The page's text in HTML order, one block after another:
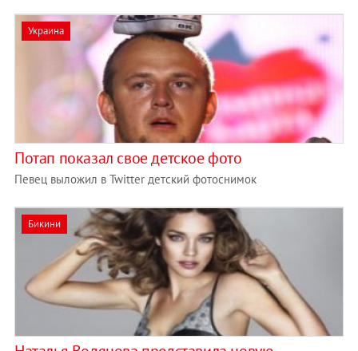
Украина
Потап показал свое детское фото
Певец выложил в Twitter детский фотоснимок
Бикини